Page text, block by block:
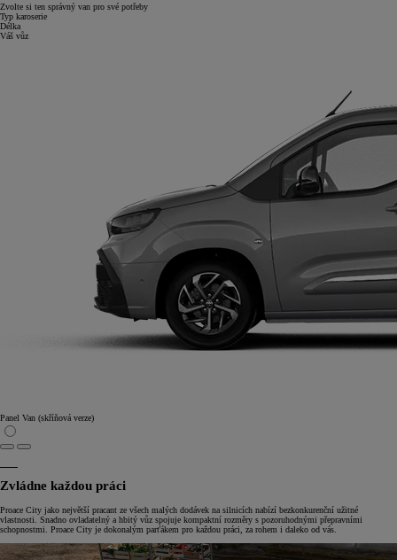
Zvolte si ten správný van pro své potřeby
Typ karoserie
Délka
Váš vůz
Panel Van (skříňová verze)
Zvládne každou práci
Proace City jako největší pracant ze všech malých dodávek na silnicích nabízí bezkonkurenční užitné
vlastnosti. Snadno ovladatelný a hbitý vůz spojuje kompaktní rozměry s pozoruhodnými přepravními
schopnostmi. Proace City je dokonalým parťákem pro každou práci, za rohem i daleko od vás.